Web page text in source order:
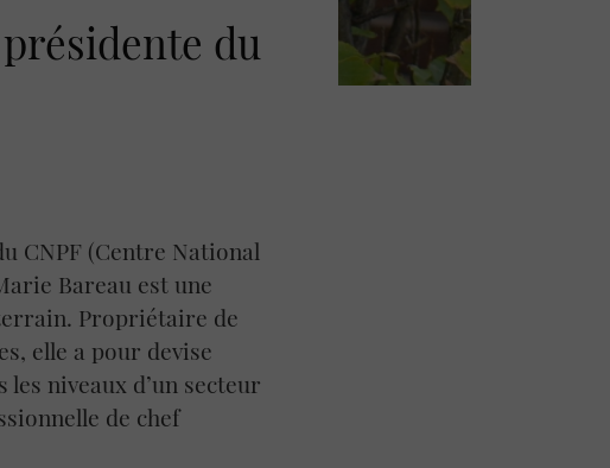
du
CNPF (Centre National
Bareau est une
Propriétaire de
elle a pour devise
niveaux d’un secteur
de chef